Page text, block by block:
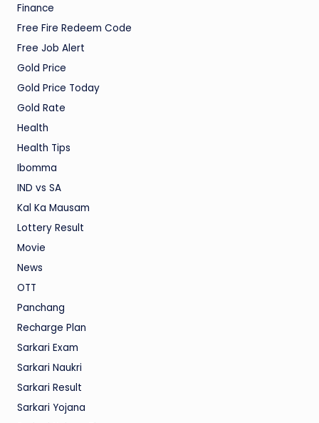
Finance
Free Fire Redeem Code
Free Job Alert
Gold Price
Gold Price Today
Gold Rate
Health
Health Tips
Ibomma
IND vs SA
Kal Ka Mausam
Lottery Result
Movie
News
OTT
Panchang
Recharge Plan
Sarkari Exam
Sarkari Naukri
Sarkari Result
Sarkari Yojana